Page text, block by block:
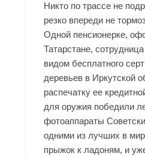
Никто по трассе не
резко впереди не
Одной пенсионерке,
Татарстане,
видом бесплатного
деревьев в Иркутской
распечатку ее
для оружия победили
фотоаппараты
одними из лучших в
прыжок к ладоням, и